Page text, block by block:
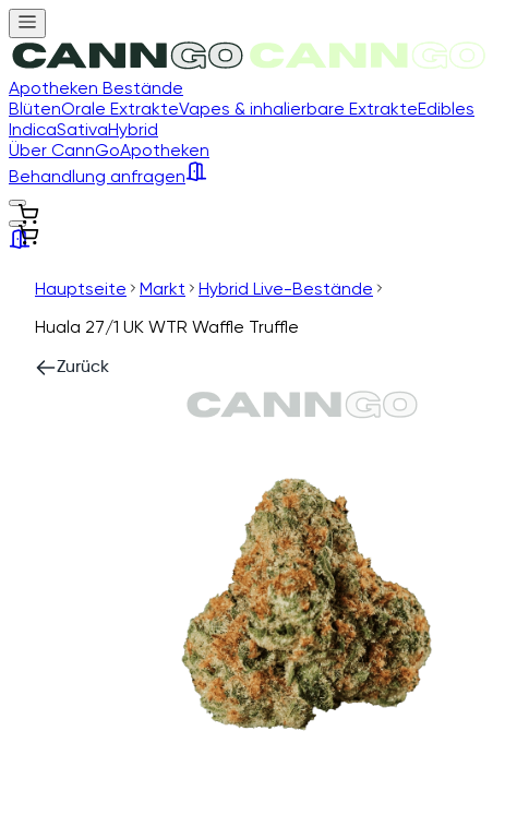
Apotheken Bestände
BlütenOrale ExtrakteVapes & inhalierbare ExtrakteEdibles
IndicaSativaHybrid
Über CannGoApotheken
Behandlung anfragen
Hauptseite Markt
Hybrid Live-Bestände
Huala 27/1 UK WTR Waffle Truffle
Zurück